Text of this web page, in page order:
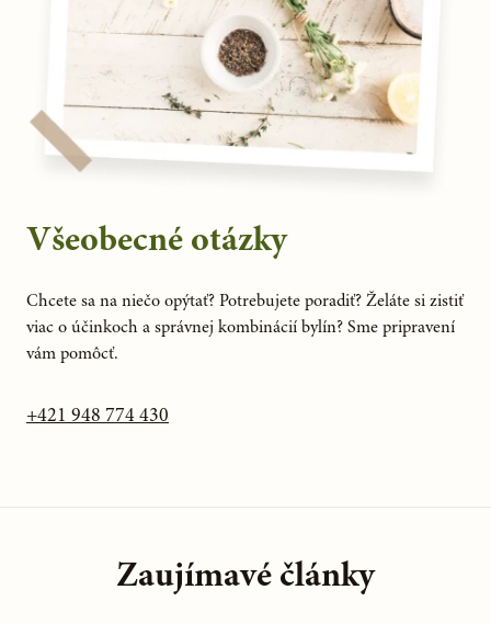
Všeobecné otázky
Chcete sa na niečo opýtať? Potrebujete poradiť? Želáte si zistiť
viac o účinkoch a správnej kombinácií bylín? Sme pripravení
vám pomôcť.
+421 948 774 430
Zaujímavé články